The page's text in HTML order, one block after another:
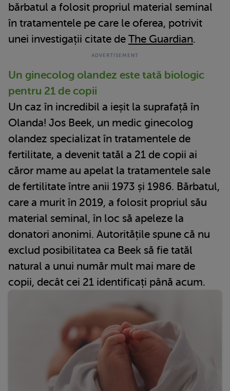
bărbatul a folosit propriul material seminal
în tratamentele pe care le oferea, potrivit
unei investigații citate de The Guardian.
Un ginecolog olandez este tată biologic
pentru 21 de copii
Un caz în incredibil a ieșit la suprafață în
Olanda! Jos Beek, un medic ginecolog
olandez specializat în tratamentele de
fertilitate, a devenit tatăl a 21 de copii ai
căror mame au apelat la tratamentele sale
de fertilitate între anii 1973 și 1986. Bărbatul,
care a murit în 2019, a folosit propriul său
material seminal, în loc să apeleze la
donatori anonimi. Autoritățile spune că nu
exclud posibilitatea ca Beek să fie tatăl
natural a unui număr mult mai mare de
copii, decât cei 21 identificați până acum.